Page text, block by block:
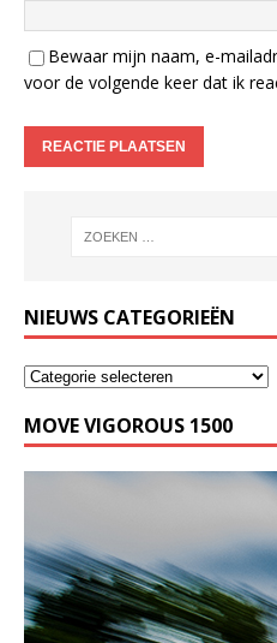
Bewaar mijn naam, e-
voor de volgende keer dat ik
NIEUWS CATEGORIEËN
MOVE VIGOROUS 1500